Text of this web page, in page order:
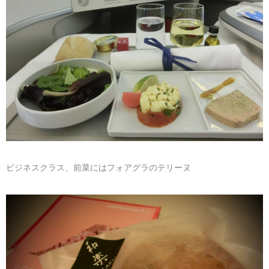
ビジネスクラス、前菜にはフォアグラのテリーヌ